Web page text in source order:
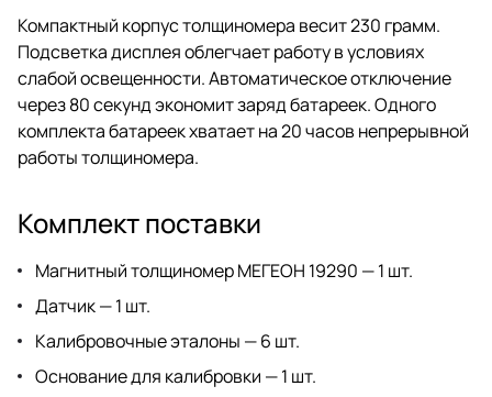
Компактный корпус толщиномера весит 230 грамм.
Подсветка дисплея облегчает работу в условиях
слабой освещенности. Автоматическое отключение
через 80 секунд экономит заряд батареек. Одного
комплекта батареек хватает на 20 часов непрерывной
работы толщиномера.
Комплект поставки
Магнитный толщиномер МЕГЕОН 19290 — 1 шт.
Датчик — 1 шт.
Калибровочные эталоны — 6 шт.
Основание для калибровки — 1 шт.